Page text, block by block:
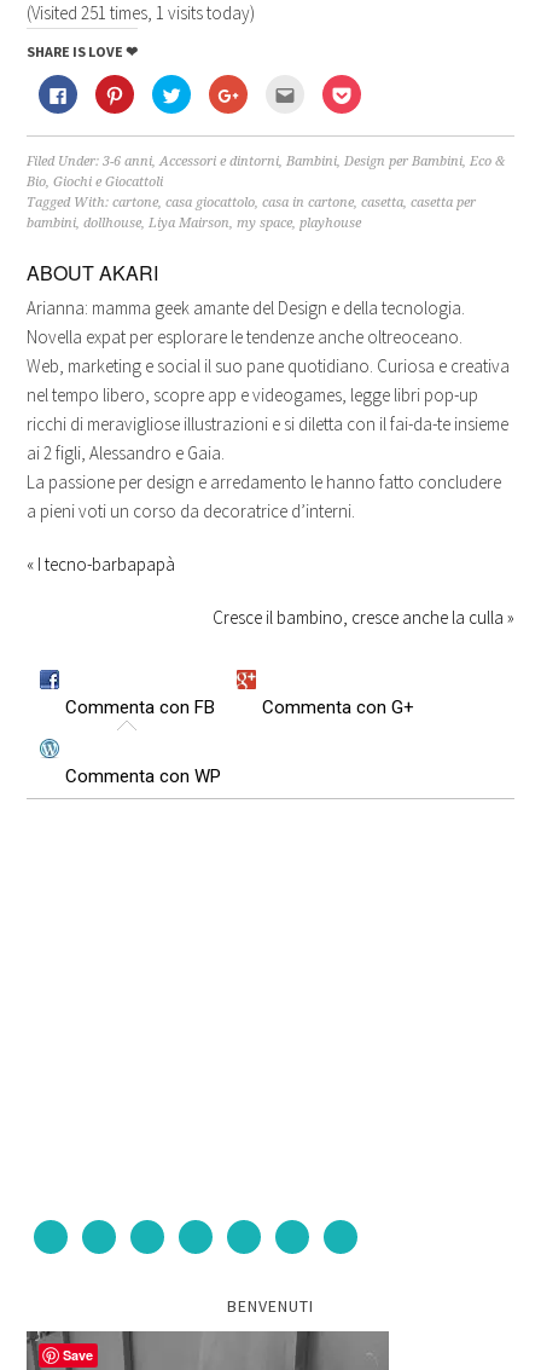
(Visited 251 times, 1 visits today)
SHARE IS LOVE ❤
Fai
clic
condividere
Facebook
(Si
apre
in
una
nuova
Fai
clic
per
su
Pinterest
(Si
apre
in
una
finestra)
Fai
clic
per
su
apre
in
Fai
clic
per
su
apre
in
una
per
l'articolo
ad
un
amico
nuova
finestra)
Fai
clic
per
su
apre
in
Filed Under:3-6 anni Accessori e dintorni Bambini Design per Bambini Eco &
Bio ,Giochi e Giocattoli
Tagged With:cartone ,casa giocattolo ,casa in cartone ,casetta ,casetta per
bambini ,dollhouse Liya Mairson my space playhouse
ABOUTAKARI
Arianna: mamma geek amante del Design e della tecnologia.
Novella expat per esplorare le tendenze anche oltreoceano.
Web, marketing e social il suo pane quotidiano. Curiosa e creativa
nel tempo libero, scopre app e videogames, legge libri pop-up
ricchi di meravigliose illustrazioni e si diletta con il fai-da-te insieme
ai 2 figli, Alessandro e Gaia.
La passione per design e arredamento le hanno fatto concludere
a pieni voti un corso da decoratrice d’interni.
« I tecno-barbapapà
Cresce il bambino, cresce anche la culla »
Commenta con FB Commenta con G+
Commenta con WP
BENVENUTI
Save